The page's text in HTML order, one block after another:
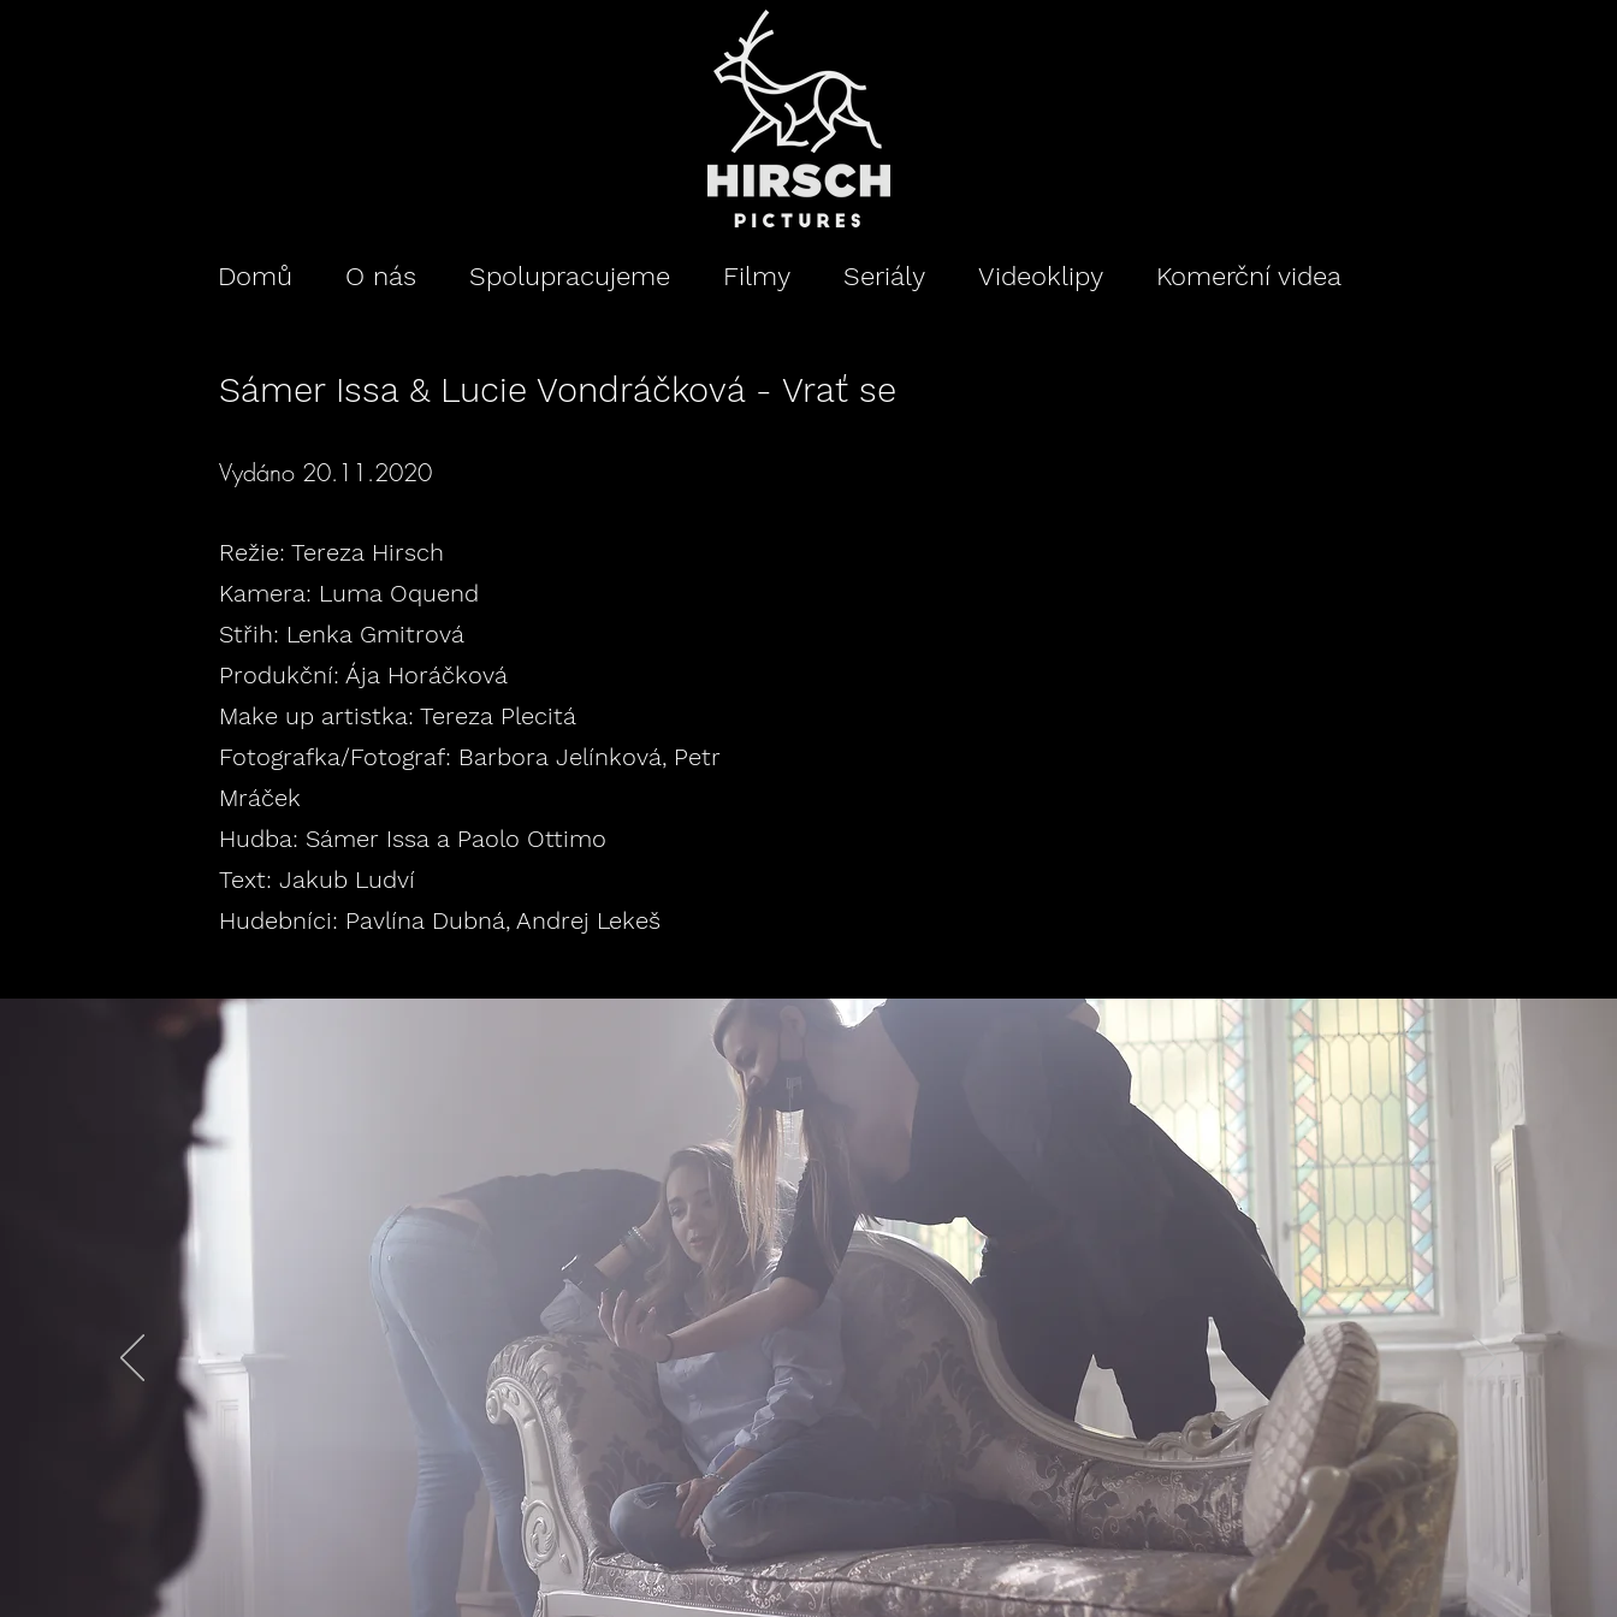
Domů O nás Spolupracujeme Filmy Seriály Videoklipy Komerční videa
Sámer Issa & Lucie Vondráčková - Vrať se
Vydáno 20.11.2020
Režie: Tereza Hirsch
Kamera: Luma Oquend
Střih: Lenka Gmitrová
Produkční: Ája Horáčková
Make up artistka: Tereza Plecitá
Fotografka/Fotograf: Barbora Jelínková, Petr
Mráček
Hudba: Sámer Issa a Paolo Ottimo
Text: Jakub Ludví
Hudebníci: Pavlína Dubná, Andrej Lekeš